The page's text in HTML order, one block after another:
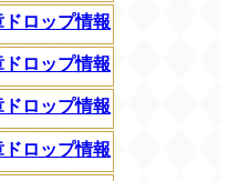
ドロップ情報
ドロップ情報
ドロップ情報
ドロップ情報